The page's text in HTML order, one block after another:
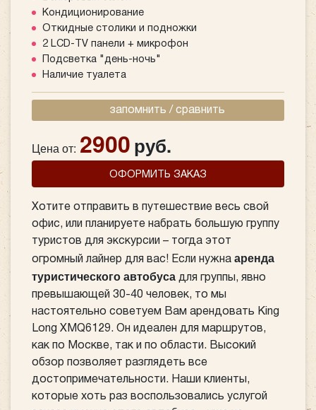
Кондиционирование
Откидные столики и подножки
2 LCD-TV панели + микрофон
Подсветка "день-ночь"
Наличие туалета
запомнить / сравнить
Цена от: 2900руб.
ОФОРМИТЬ ЗАКАЗ
Хотите отправить в путешествие весь свой
офис, или планируете набрать большую группу
туристов для экскурсии – тогда этот
огромный лайнер для вас! Если нужна аренда
туристического автобуса для группы, явно
превышающей 30-40 человек, то мы
настоятельно советуем Вам арендовать King
Long XMQ6129. Он идеален для маршрутов,
как по Москве, так и по области. Высокий
обзор позволяет разглядеть все
достопримечательности. Наши клиенты,
которые хоть раз воспользовались услугой